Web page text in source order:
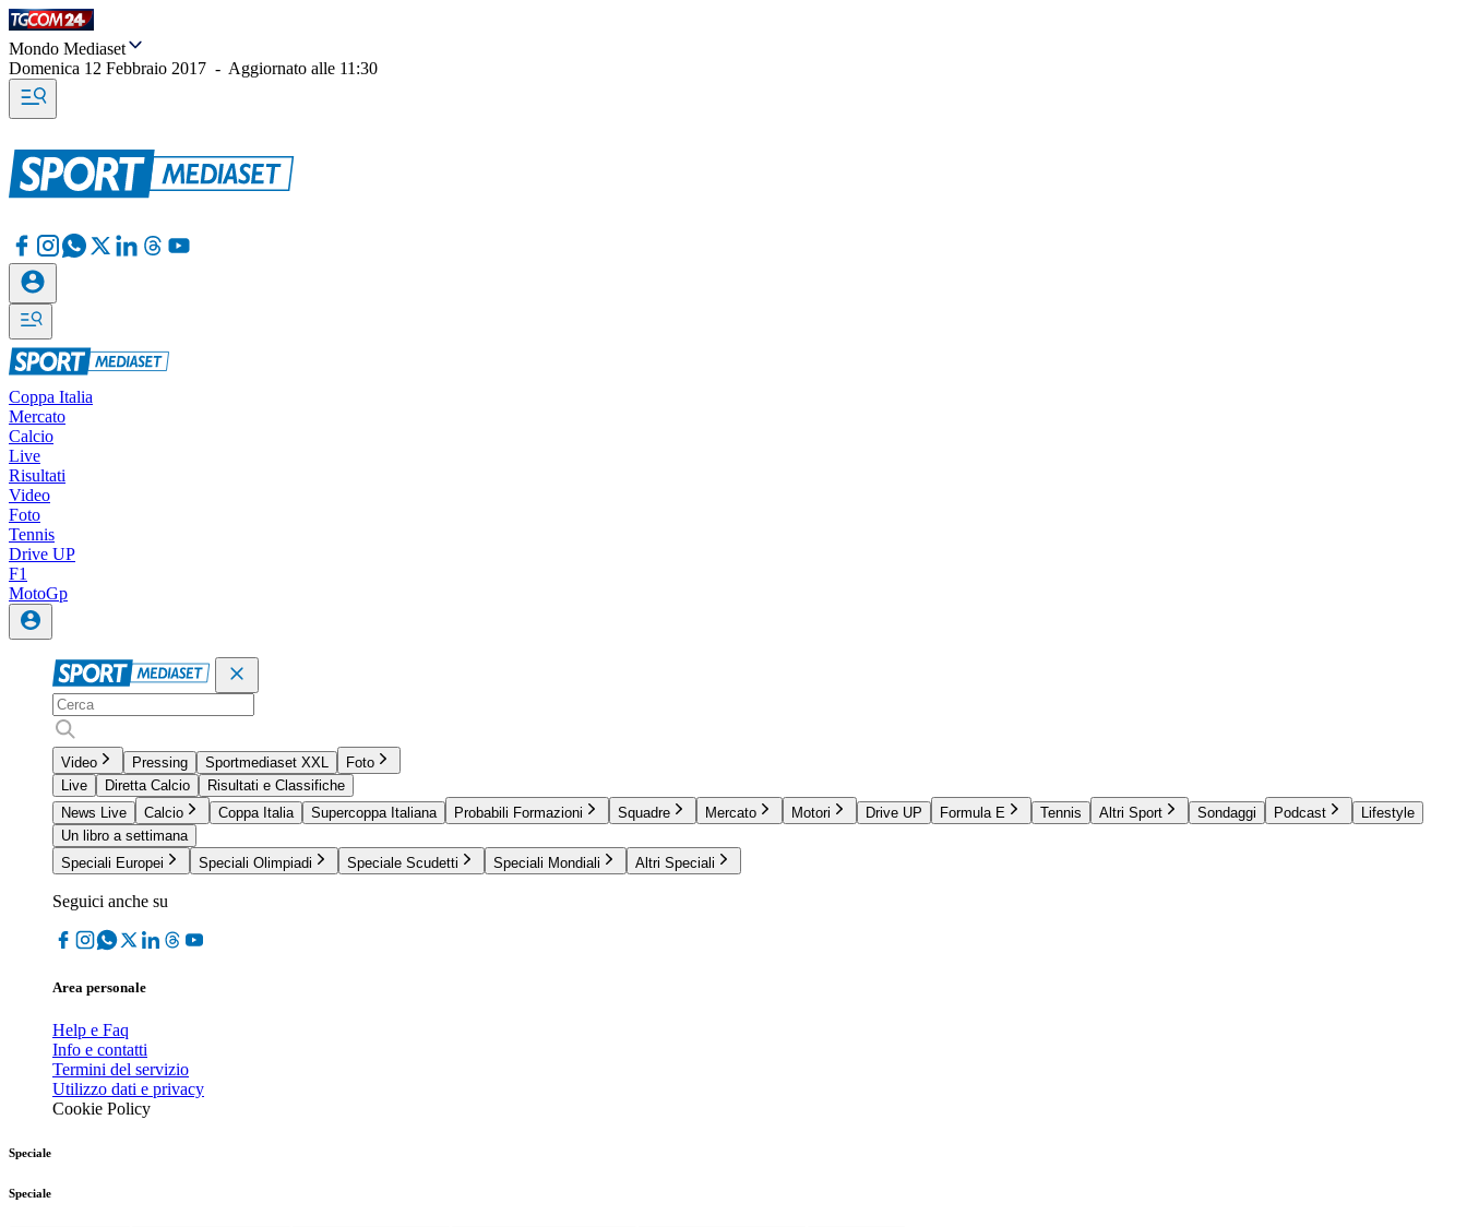
Mondo Mediaset
Domenica 12 Febbraio 2017 - Aggiornato alle 11:30
Coppa Italia
Mercato
Calcio
Live
Risultati
Video
Foto
Tennis
Drive UP
F1
MotoGp
Video Pressing Sportmediaset XXL
Foto
Live
Diretta Calcio
Risultati e Classifiche
News Live
Calcio Coppa Italia Supercoppa Italiana Probabili Formazioni Squadre Mercato Motori Drive UP Formula E Tennis Altri Sport Sondaggi Podcast
Lifestyle
Un libro a settimana
Speciali Europei
Speciali Olimpiadi Speciale Scudetti Speciali Mondiali Altri Speciali
Seguici anche su
Area personale
Help e Faq
Info e contatti
Termini del servizio
Utilizzo dati e privacy
Cookie Policy
Speciale
Speciale